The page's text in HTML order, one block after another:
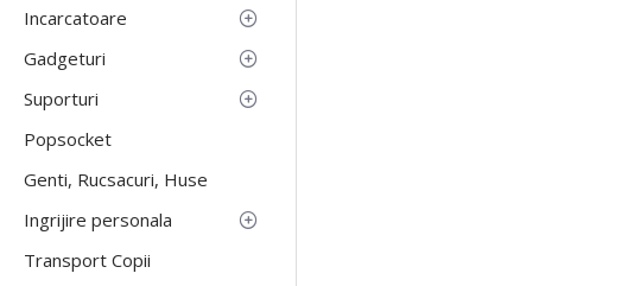
Incarcatoare
Gadgeturi
Suporturi
Popsocket
Genti, Rucsacuri, Huse
Ingrijire personala
Transport Copii